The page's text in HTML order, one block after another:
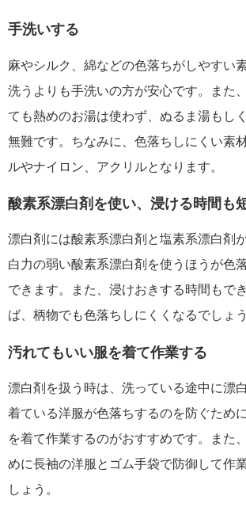
手洗いする
麻やシルク、綿などの色落ちがしやすい
洗うよりも手洗いの方が安心です。また
ても熱めのお湯は使わず、ぬるま湯もし
無難です。ちなみに、色落ちしにくい素
ルやナイロン、アクリルとなります。
酸素系漂白剤を使い、浸ける時間も
漂白剤には酸素系漂白剤と塩素系漂白剤
白力の弱い酸素系漂白剤を使うほうが色
できます。また、浸けおきする時間もで
ば、柄物でも色落ちしにくくなるでしょう
汚れてもいい服を着て作業する
漂白剤を扱う時は、洗っている途中に漂
着ている洋服が色落ちするのを防ぐため
を着て作業するのがおすすめです。また
めに長袖の洋服とゴム手袋で防御して作
しょう。